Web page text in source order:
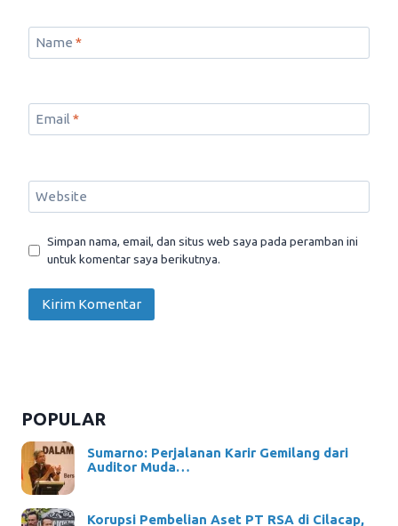
Name *
Email*
Website
Simpan nama, email, dan situs web saya pada peramban ini
untuk komentar saya berikutnya.
POPULAR
Sumarno: Perjalanan Karir Gemilang dari
Auditor Muda…
Korupsi Pembelian Aset PT RSA di Cilacap,